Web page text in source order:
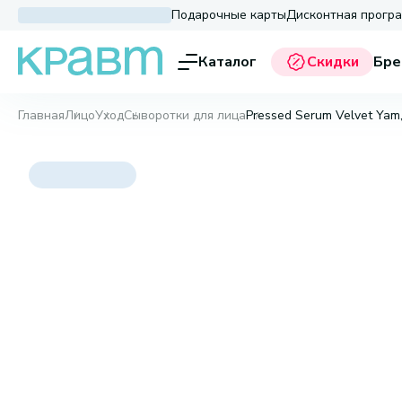
Подарочные картыДисконтная
Каталог Скидки
ГлавнаяЛицоУходСыворотки для лицаPressed Serum Velvet